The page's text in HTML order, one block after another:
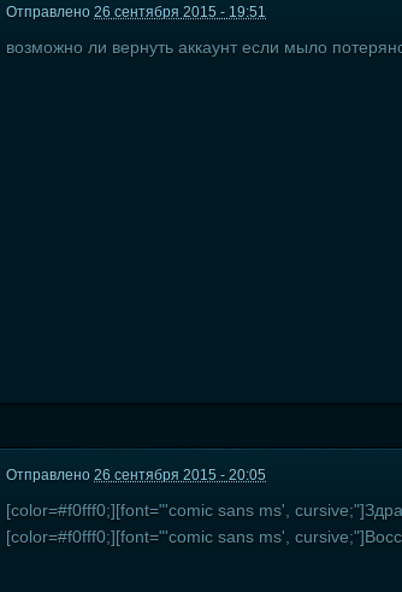
Отправлено26 сентября 2015 - 19:51
возможно ли вернуть аккаунт если мыло
Отправлено26 сентября 2015 - 20:05
[color=#f0fff0;][font="'comic sans ms',
[color=#f0fff0;][font="'comic sans ms',